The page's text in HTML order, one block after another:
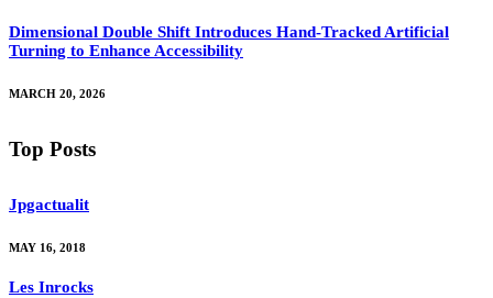
Dimensional Double Shift Introduces Hand-Tracked Artificial
Turning to Enhance Accessibility
MARCH 20, 2026
Top Posts
Jpgactualit
MAY 16, 2018
Les Inrocks